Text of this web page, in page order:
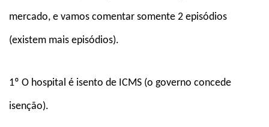
mercado, e vamos comentar somente 2 episódios
(existem mais episódios).
1º O hospital é isento de ICMS (o governo concede
isenção).